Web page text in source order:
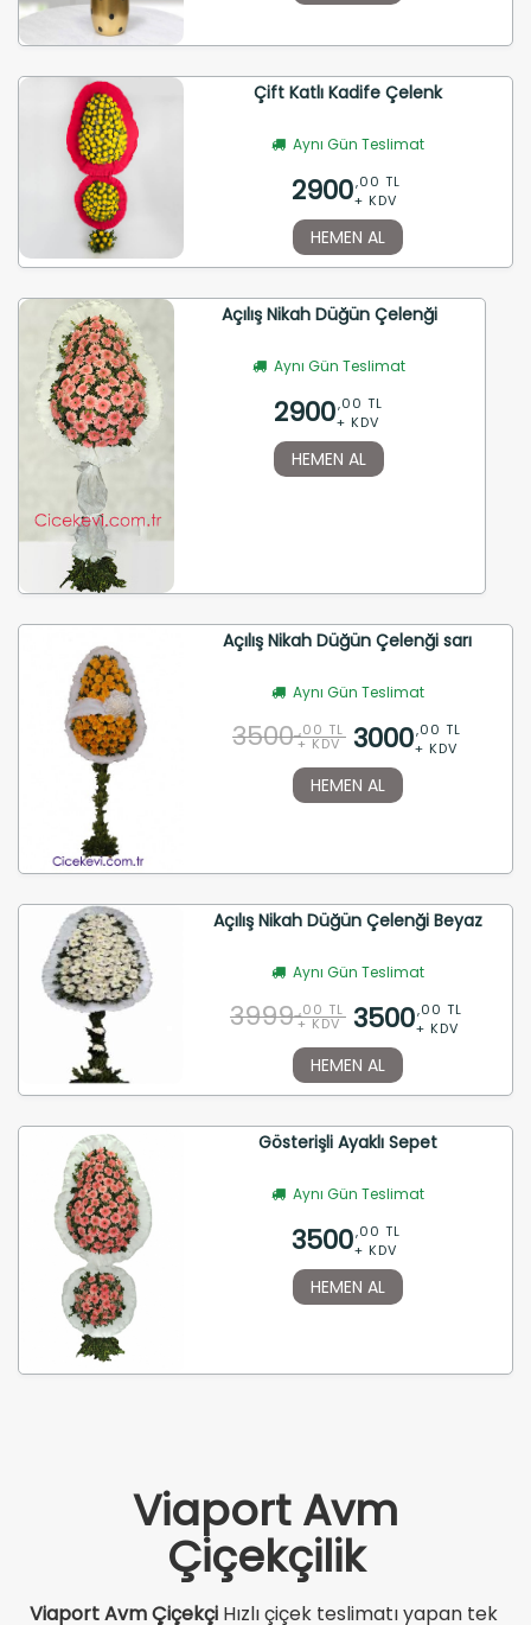
Çift Katlı Kadife Çelenk
Aynı Gün Teslimat
2900,00 TL
+ KDV
HEMEN AL
Açılış Nikah Düğün Çelenği
Aynı Gün Teslimat
2900,00 TL
+ KDV
HEMEN AL
Açılış Nikah Düğün Çelenği sarı
Aynı Gün Teslimat
3500 ,00 TL
+ KDV 3000,00 TL
+ KDV
HEMEN AL
Açılış Nikah Düğün Çelenği Beyaz
Aynı Gün Teslimat
3999 ,00 TL
+ KDV 3500,00 TL
+ KDV
HEMEN AL
Gösterişli Ayaklı Sepet
Aynı Gün Teslimat
3500,00 TL
+ KDV
HEMEN AL
Viaport Avm
Çiçekçilik
Viaport Avm Çiçekçi Hızlı çiçek teslimatı yapan tek